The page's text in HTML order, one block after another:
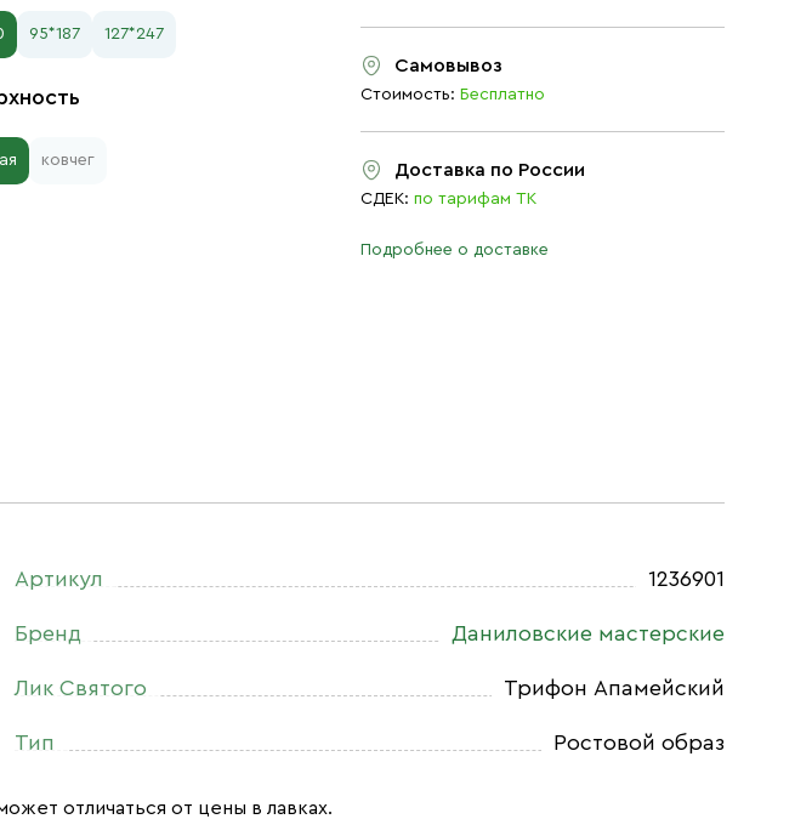
95*187 127*247
ковчег
Самовывоз
Стоимость: Бесплатно
Доставка по России
СДЕК: по тарифам ТК
Подробнее о доставке
Артикул 1236901
Бренд Даниловские мастерские
Лик Святого Трифон Апамейский
Тип Ростовой образ
отличаться от цены в лавках.